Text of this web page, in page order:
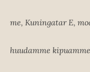
me, Kuningatar E,
huudamme